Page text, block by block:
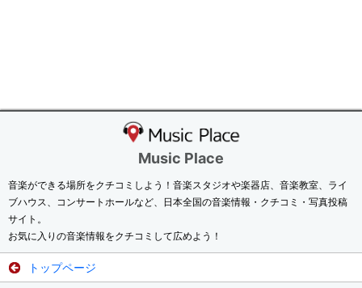
Music Place
音楽ができる場所をクチコミしよう！音楽スタジオや楽器店、音楽教室、ライ
ブハウス、コンサートホールなど、日本全国の音楽情報・クチコミ・写真投稿
サイト。
お気に入りの音楽情報をクチコミして広めよう！
トップページ